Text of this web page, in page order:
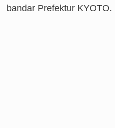
bandar Prefektur KYOTO.